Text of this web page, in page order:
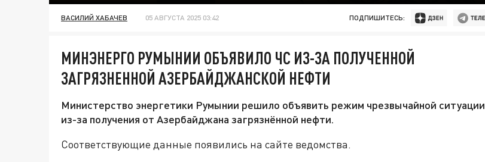
ВАСИЛИЙ ХАБАЧЕВ 05 АВГУСТА 2025 03:42 ПОДПИШИТЕСЬ:
МИНЭНЕРГО РУМЫНИИ ОБЪЯВИЛО ЧС ИЗ-ЗА ПОЛУЧЕННОЙ
ЗАГРЯЗНЕННОЙ АЗЕРБАЙДЖАНСКОЙ НЕФТИ
Министерство энергетики Румынии решило объявить режим чрезвычайной ситуации
из-за получения от Азербайджана загрязнённой нефти.
Соответствующие данные появились на сайте ведомства.